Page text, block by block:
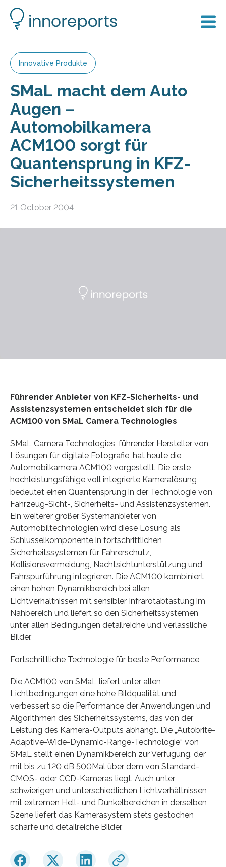
Innovative Produkte
SMaL macht dem Auto
Augen –
Automobilkamera
ACM100 sorgt für
Quantensprung in KFZ-
Sicherheitssystemen
21 October 2004
Führender Anbieter von KFZ-Sicherheits- und
Assistenzsystemen entscheidet sich für die
ACM100 von SMaL Camera Technologies
SMaL Camera Technologies, führender Hersteller von
Lösungen für digitale Fotografie, hat heute die
Automobilkamera ACM100 vorgestellt. Die erste
hochleistungsfähige voll integrierte Kameralösung
bedeutet einen Quantensprung in der Technologie von
Fahrzeug-Sicht-, Sicherheits- und Assistenzsystemen.
Ein weiterer großer Systemanbieter von
Automobiltechnologien wird diese Lösung als
Schlüsselkomponente in fortschrittlichen
Sicherheitssystemen für Fahrerschutz,
Kollisionsvermeidung, Nachtsichtunterstützung und
Fahrspurführung integrieren. Die ACM100 kombiniert
einen hohen Dynamikbereich bei allen
Lichtverhältnissen mit sensibler Infrarotabtastung im
Nahbereich und liefert so den Sicherheitssystemen
unter allen Bedingungen detailreiche und verlässliche
Bilder.
Fortschrittliche Technologie für beste Performance
Die ACM100 von SMaL liefert unter allen
Lichtbedingungen eine hohe Bildqualität und
verbessert so die Performance der Anwendungen und
Algorithmen des Sicherheitssystems, das von der
Leistung des Kamera-Outputs abhängt. Die „Autobrite-
Adaptive-Wide-Dynamic-Range-Technologie“ von
SMaL stellt einen Dynamikbereich zur Verfügung, der
mit bis zu 120 dB 500Mal über dem von Standard-
CMOS- oder CCD-Kameras liegt. Auch unter
schwierigen und unterschiedlichen Lichtverhältnissen
mit extremen Hell- und Dunkelbereichen in derselben
Szene liefert das Kamerasystem stets gestochen
scharfe und detailreiche Bilder.